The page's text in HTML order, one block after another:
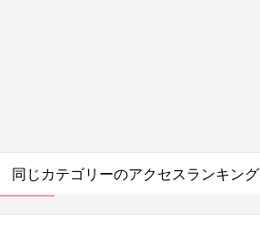
同じカテゴリーのアクセスランキング